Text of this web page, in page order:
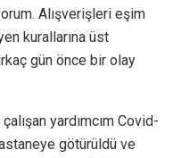
Alışverişleri eşim
kurallarına üst
gün önce bir olay
yardımcım Covid-
götürüldü ve